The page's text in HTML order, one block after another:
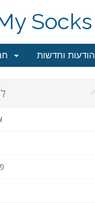
Socks
הודעות וחדשות